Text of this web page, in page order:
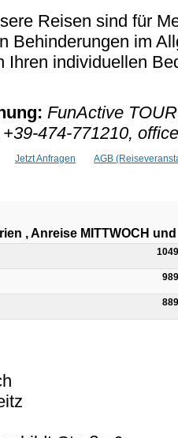
Reisen sind für
Behinderungen im
Ihren individuellen
FunActive
474-771210,
Jetzt Anfragen AGB
, Anreise MITTWOCH